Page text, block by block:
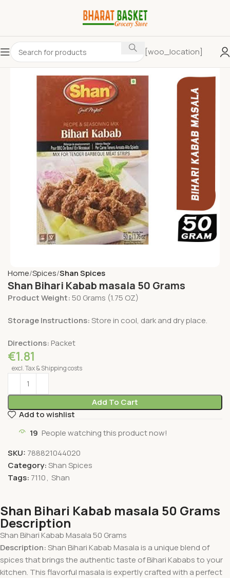
[woo_location]
Home Spices Shan Spices
Shan Bihari Kabab masala 50 Grams
Product Weight:50 Grams (1.75 OZ)
Storage Instructions:Store in cool, dark and dry place.
Directions: Packet
€1.81
excl. Tax & Shipping costs
Add To Cart
Add to wishlist
19 People watching this product now!
SKU: 788821044020
Category:Shan Spices
Tags: 7110, Shan
Shan Bihari Kabab masala 50 Grams
Description
Shan Bihari Kabab Masala 50 Grams
Description:Shan Bihari Kabab Masala is a unique blend of
spices that brings the authentic taste of Bihari Kababs to your
kitchen. This flavorful masala is expertly crafted with a perfect